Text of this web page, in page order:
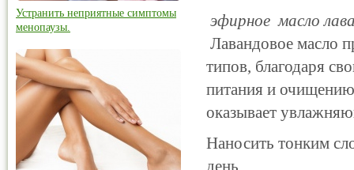
эфирное масло
Лавандовое масло
типов, благодаря
питания и
оказывает
Наносить тонким
день
Устранить неприятные симптомы
менопаузы.